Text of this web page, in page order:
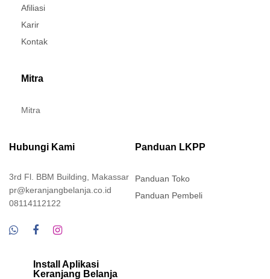
Afiliasi
Karir
Kontak
Mitra
Mitra
Hubungi Kami
3rd Fl. BBM Building, Makassar
pr@keranjangbelanja.co.id
08114112122
Panduan LKPP
Panduan Toko
Panduan Pembeli
Install Aplikasi
Keranjang Belanja